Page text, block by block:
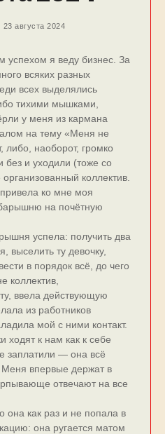
23 августа 2024
я веду бизнес. За
всяких разных
всех выделялись
тихими мышками,
у меня из кармана
на тему «Меня не
либо, наоборот, громко
без и уходили (тоже со
коллектив.
ко мне моя
на почётную
успела: получить два
выселить ту девочку,
в порядок всё, до чего
коллектив,
ввела действующую
из работников
мой с ними контакт.
ходят к нам как к себе
заплатили — она всё
впервые держат в
отвечают на все
она как раз и не попала в
она ругается матом